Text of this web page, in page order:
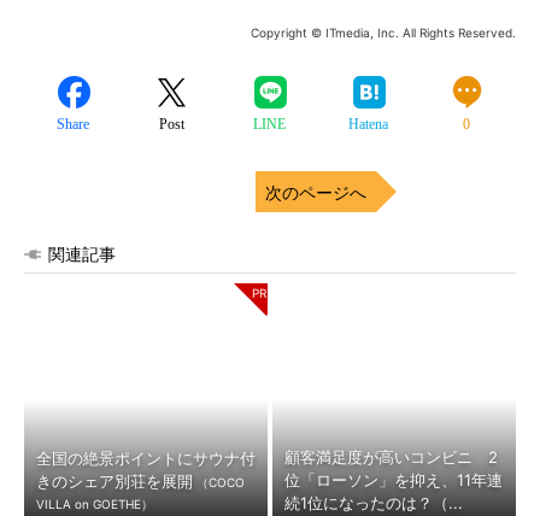
Copyright © ITmedia, Inc. All Rights Reserved.
Share Post LINE Hatena 0
次のページへ
関連記事
全国の絶景ポイントにサウナ付
きのシェア別荘を展開
（COCO
VILLA on GOETHE）
顧客満足度が高いコンビニ 2
位「ローソン」を抑え、11年連
続1位になったのは？（...